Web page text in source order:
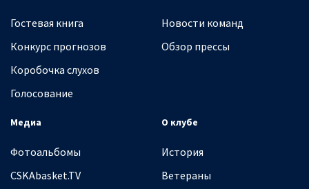
Гостевая книга
Конкурс прогнозов
Коробочка слухов
Голосование
Новости команд
Обзор прессы
Медиа
Фотоальбомы
CSKAbasket.TV
О клубе
История
Ветераны